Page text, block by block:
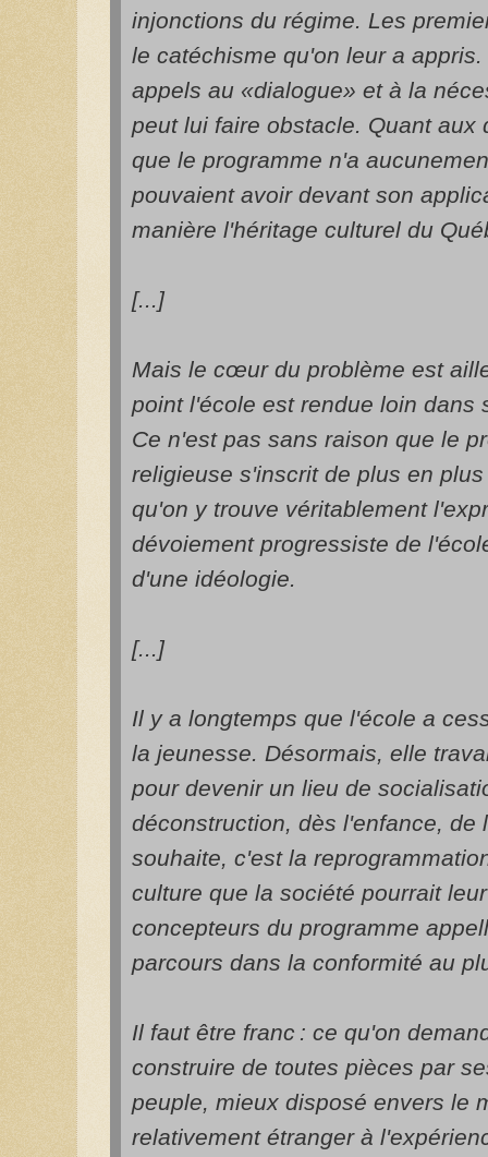
injonctions du régime. Les
le catéchisme qu'on leur a
appels au «dialogue» et à la
peut lui faire obstacle. Quant
que le programme n'a
pouvaient avoir devant son
manière l'héritage culturel du
[...]
Mais le cœur du problème est
point l'école est rendue loin dans
Ce n'est pas sans raison que le
religieuse s'inscrit de plus en
qu'on y trouve véritablement
dévoiement progressiste de
d'une idéologie.
[...]
Il y a longtemps que l'école a
la jeunesse. Désormais, elle
pour devenir un lieu de
déconstruction, dès l'enfance, de
souhaite, c'est la
culture que la société pourrait
concepteurs du programme
parcours dans la conformité au
Il faut être franc : ce qu'on
construire de toutes pièces par
peuple, mieux disposé envers le
relativement étranger à